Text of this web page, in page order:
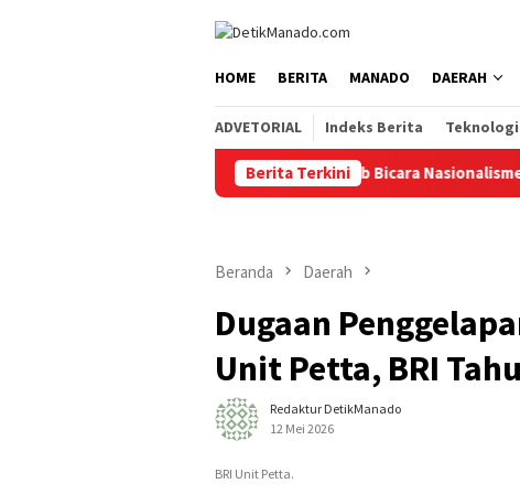
HOME BERITA MANADO DAERAH
ADVETORIAL Indeks Berita Teknologi
Berita Terkini
Rangkaian HUT ke-81 RI, Weny Gaib Bicara Nasionalisme dan
Beranda Daerah
Dugaan
Unit Petta, BRI
Redaktur DetikManado
12 Mei 2026
BRI Unit Petta.